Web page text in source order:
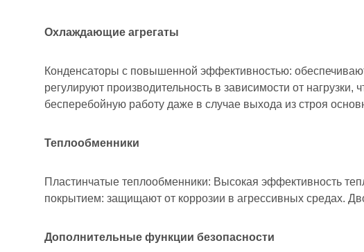
Охлаждающие агрегаты
Конденсаторы с повышенной эффективностью:
регулируют производительность в зависимости от
бесперебойную работу даже в случае выхода из строя
Теплообменники
Пластинчатые теплообменники: Высокая эффективность
покрытием: защищают от коррозии в агрессивных средах.
Дополнительные функции безопасности